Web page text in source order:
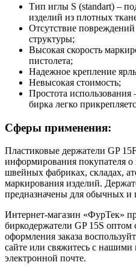
Тип иглы S (standart) –
изделий из плотных
Отсутствие
структуры;
Высокая скорость
пистолета;
Надежное крепление
Невысокая стоимость;
Простота
бирка легко
Сферы применения:
Пластиковые держатели GP
информирования покупателя
швейных фабриках, складах,
маркирования изделий.
предназначены для обычных
Интернет-магазин «ФурТек»
биркодержатели GP 15S оптом
оформления заказа
сайте или свяжитесь с
электронной почте.